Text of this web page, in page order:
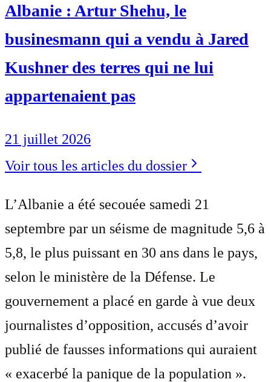
Albanie : Artur Shehu, le
businesmann qui a vendu à Jared
Kushner des terres qui ne lui
appartenaient pas
21 juillet 2026
Voir tous les articles du dossier
L’Albanie a été secouée samedi 21
septembre par un séisme de magnitude 5,6 à
5,8, le plus puissant en 30 ans dans le pays,
selon le ministère de la Défense. Le
gouvernement a placé en garde à vue deux
journalistes d’opposition, accusés d’avoir
publié de fausses informations qui auraient
« exacerbé la panique de la population ».